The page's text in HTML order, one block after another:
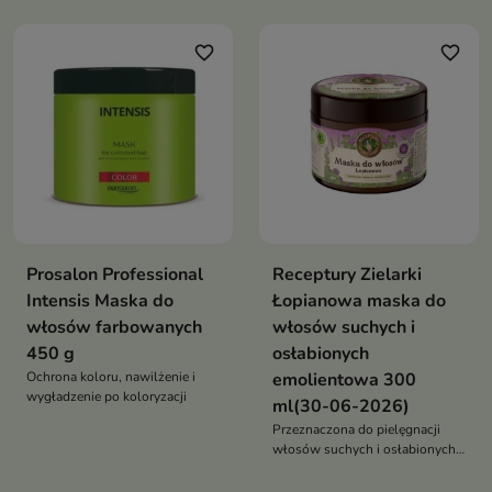
favorite_border
Prosalon Professional
Intensis Maska do
włosów farbowanych
450 g
Ochrona koloru, nawilżenie i
wygładzenie po koloryzacji
favorite_border
Receptury Zielarki
Łopianowa maska do
włosów suchych i
osłabionych
emolientowa 300
ml(30-06-2026)
Przeznaczona do pielęgnacji
włosów suchych i osłabionych,